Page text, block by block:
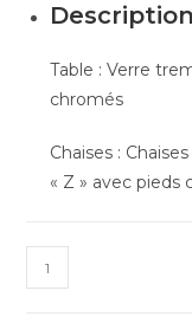
Description
Table : Verre
chromés
Chaises :
« Z » avec pieds